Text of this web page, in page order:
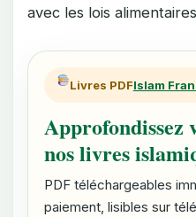
avec les lois
Livres PDFIslam
Approfondissez
nos livres
PDF téléchargeables
paiement, lisibles sur